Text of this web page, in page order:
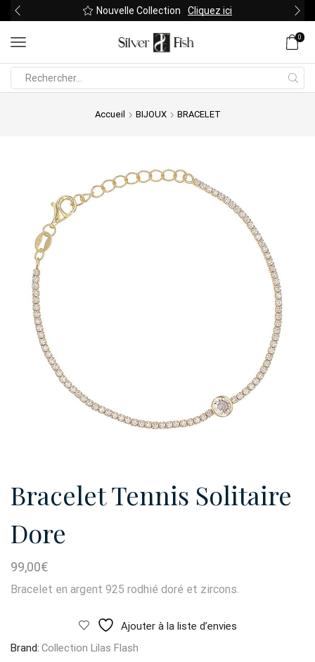
Nouvelle Collection Cliquez ici
0
Accueil BIJOUX BRACELET
Bracelet Tennis Solitaire
Dore
99,00€
Bracelet en argent 925 rodhié doré et zircons.
Ajouter à la liste d’envies
Brand: Collection Lilas Flash